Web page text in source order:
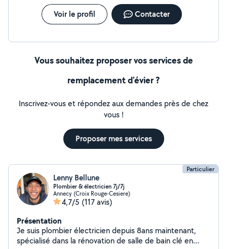
Voir le profil Contacter
Vous souhaitez proposer vos services de
remplacement d'évier ?
Inscrivez-vous et répondez aux demandes près de chez
vous !
Proposer mes services
Particulier
Lenny Bellune
Plombier & électricien 7j/7j
Annecy (Croix Rouge-Cesiere)
4,7/5 (117 avis)
Présentation
Je suis plombier électricien depuis 8ans maintenant,
spécialisé dans la rénovation de salle de bain clé en